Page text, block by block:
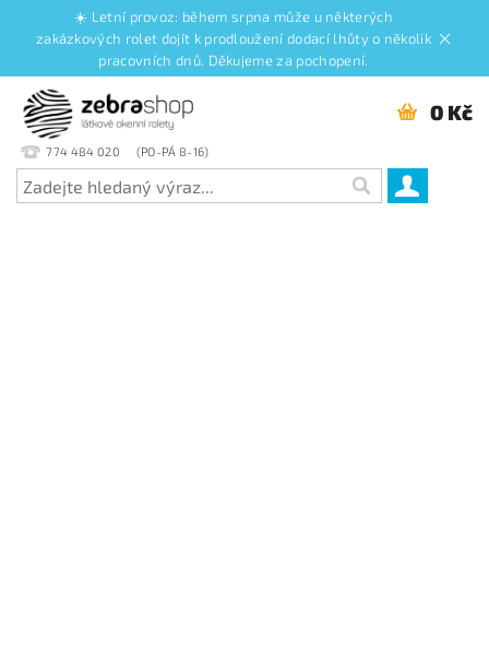
☀️ Letní provoz: během srpna může u některých
zakázkových rolet dojít k prodloužení dodací lhůty o několik
pracovních dnů. Děkujeme za pochopení.
774 484 020
0 Kč